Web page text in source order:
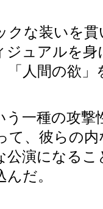
クな装いを
ジュアルを身
「人間の欲」
う一種の攻
、 彼らの内
公演になるこ
だ。